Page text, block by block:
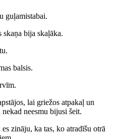
guļamistabai.
skaņa bija skaļāka.
balsis.
lai griežos atpakaļ un
neesmu bijusi šeit.
zināju, ka tas, ko atradīšu otrā